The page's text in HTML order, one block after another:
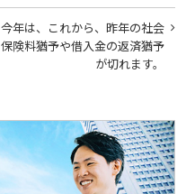
今年は、これから、昨年の社会
保険料猶予や借入金の返済猶予
が切れます。